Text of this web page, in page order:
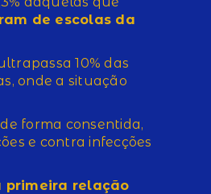
de escolas da
10% das
onde a situação
forma consentida,
e contra infecções
primeira relação